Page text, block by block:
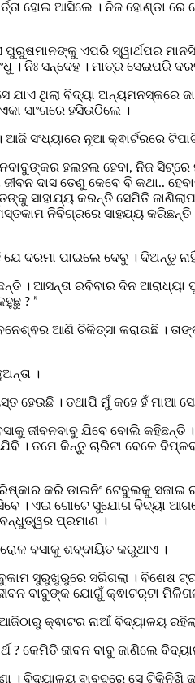
ହୋଇ ଆସିଲେ । ନିଜ
ଏପରି ସ୍ୱାର୍ଥପର
ନିଃ ସନ୍ଦେହ । ମାତ୍ର ସେଇପରି
ଯାଏ ଥିଲା ବିଦ୍ୟା
ସାଂଗରେ ହସିଉଠିଲେ ।
ସଂଧ୍ୟାରେ ନୂଆ କ୍ଵାର୍ଟରରେ
ହଲହଲ ହେବା, ନିଜ
ଦାସ ତେଣୁ କେବେ ବି କଥା..
କରନ୍ତି ସେମିତି
ନିବିଗ୍ରରେ ସାହଯ୍ୟ
ପାଇଲେ ଦେବୁ । ଦିଅନ୍ତୁ
। ଆସନ୍ତା ରବିବାର ଦିନ
? ”
ଆଣି ଚିକିତ୍ସା କରାଉଛି ।
।
ହେଉଛି । ତଥାପି ମୁଁ କହେ ହଁ ମାଆ
ଜୀବନବାବୁ ଯିବେ ବୋଲି
। ତମେ କିନ୍ତୁ ଚାରିଟା ବେଳେ
କରି ଡାଇନିଂ ଟେବୁଲକୁ ସଜାଇ
। ଏଇ ଗୋଟେ ସୁଯୋଗ ବିଦ୍ୟା
ପ୍ରମାଣ ।
ବସାକୁ ଶବ୍ଦାୟିତ କରୁଥାଏ ।
ସୁରୁଖୁରୁରେ ସରିଗଲା । ବିଶେଷ
ବାବୁଙ୍କ ଯୋଗୁଁ କ୍ଵାଟର୍‌ଟା
କ୍ଵାଟର ନାଆଁ ବିଦ୍ୟାଳୟ
? କେମିତି ଜୀବନ ବାବୁ ଜାଣିଲେ
। ବିଦ୍ୟାଳୟ ବାବଦରେ ସେ ଟିକିନିଖି